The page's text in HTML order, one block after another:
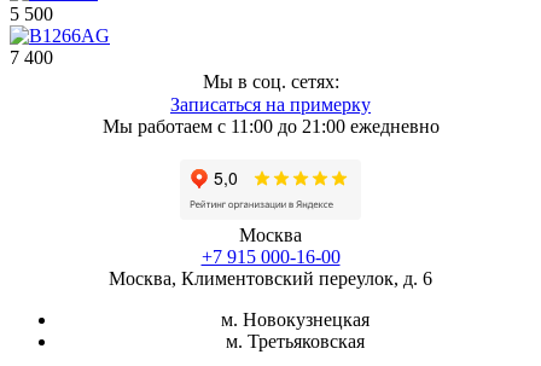
5 500
7 400
Мы в соц. сетях:
Записаться на примерку
Мы работаем с 11:00 до 21:00 ежедневно
Москва
+7 915 000-16-00
Москва, Климентовский переулок, д. 6
м. Новокузнецкая
м. Третьяковская